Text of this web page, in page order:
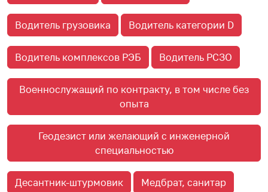
Водитель грузовика Водитель категории D
Водитель комплексов РЭБ Водитель РСЗО
Военнослужащий по контракту, в том числе без
опыта
Геодезист или желающий с инженерной
специальностью
Десантник-штурмовик Медбрат, санитар